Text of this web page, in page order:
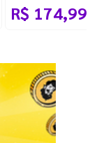
R$ 174,99